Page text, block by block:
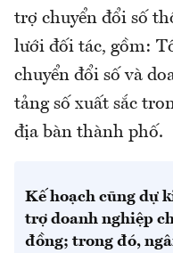
trợ chuyển đổi số
lưới đối tác, gồm:
chuyển đổi số và
tảng số xuất sắc
địa bàn thành phố.
Kế hoạch cũng dự
trợ doanh nghiệp
đồng; trong đó,